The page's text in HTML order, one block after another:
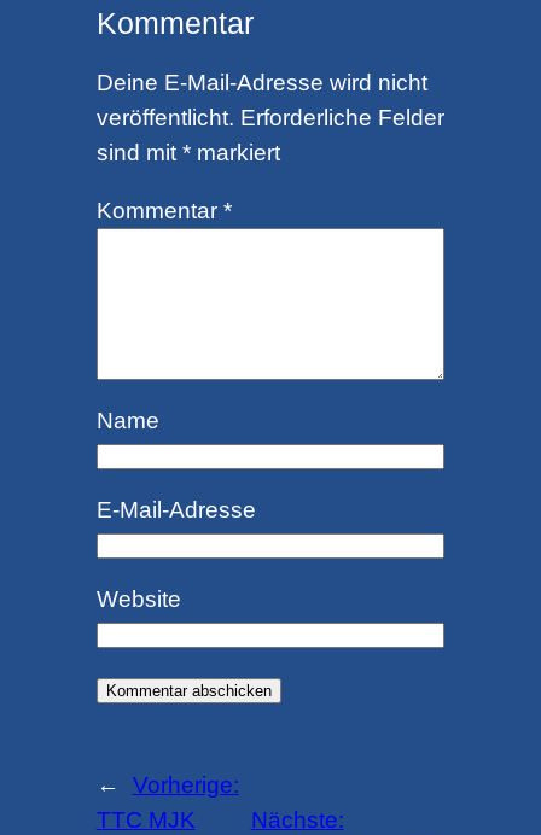
Kommentar
Deine E-Mail-Adresse wird nicht
veröffentlicht. Erforderliche Felder
sind mit *markiert
Kommentar *
Name
E-Mail-Adresse
Website
←
Vorherige:
TTC MJK
Nächste: